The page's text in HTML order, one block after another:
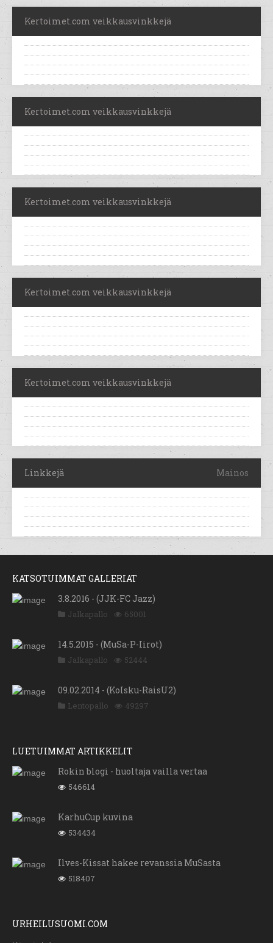
Kertoimet.com veikkausvinkkejä
Kertoimet.com veikkausvinkkejä
Kertoimet.com veikkausvinkkejä
Kertoimet.com veikkausvinkkejä
Kertoimet.com veikkausvinkkejä
Linkkejä Mainos
KATSOTUIMMAT GALLERIAT
3.8.2016 - (JJK-FC Jazz)
Jalkapallo 65001
14.5.2015 - (MuSa-P-Iirot)
Jalkapallo 52444
09.02.2014 - (KoIsku-RaisU2)
Lentopallo 49297
LUETUIMMAT ARTIKKELIT
Rokin blogi - huoltaja vailla vertaa
546614
KarhuCup kuvina
534434
Ilves-Kissat hakee revanssia MuSasta
518407
URHEILUSUOMI.COM